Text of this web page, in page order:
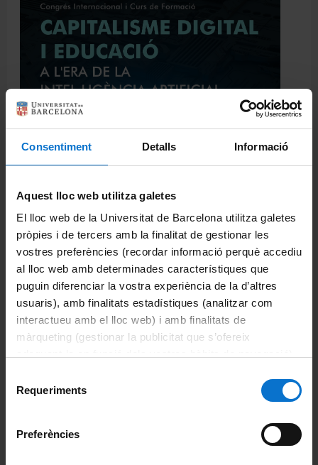
Consentiment Detalls Informació
Aquest lloc web utilitza galetes
El lloc web de la Universitat de Barcelona utilitza galetes
pròpies i de tercers amb la finalitat de gestionar les
vostres preferències (recordar informació perquè accediu
al lloc web amb determinades característiques que
puguin diferenciar la vostra experiència de la d’altres
usuaris), amb finalitats estadístiques (analitzar com
interactueu amb el lloc web) i amb finalitats de
màrqueting (gestionar la publicitat que s’ofereix
consultar laPolítica de galetes del lloc web de la
Requeriments
Preferències
intel·ligència artificial"
Lloc: Sala de Graus Rosa Roig, Campus Mundet, Edifici
Migdia, 3r pis